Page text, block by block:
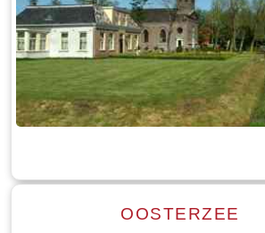
Read more
Tekst: © Foto: © Bauke Folkertsma
OOSTERZEE